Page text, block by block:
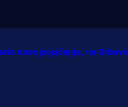
novo pojačanje, na